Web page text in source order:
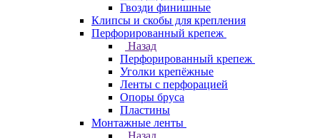
Гвозди финишные
Клипсы и скобы для крепления
Перфорированный крепеж
Назад
Перфорированный крепеж
Уголки крепёжные
Ленты с перфорацией
Опоры бруса
Пластины
Монтажные ленты
Назад